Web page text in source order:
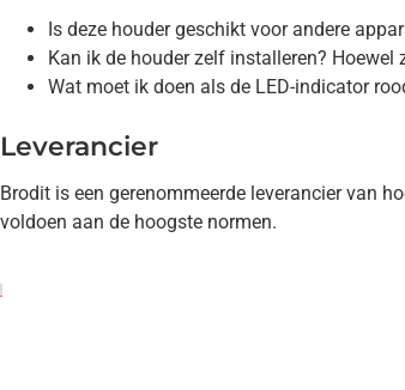
Is deze houder geschikt voor andere
Kan ik de houder zelf installeren?
Wat moet ik doen als de LED-indicator
Leverancier
Brodit is een gerenommeerde leverancier van
voldoen aan de hoogste normen.